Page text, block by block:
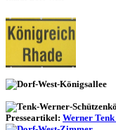
Presseartikel: Werner